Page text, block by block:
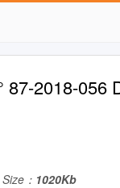
87-2018-056
： 1020Kb